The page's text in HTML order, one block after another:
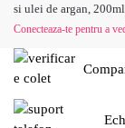
si ulei de argan,
Conecteaza-te pentru a